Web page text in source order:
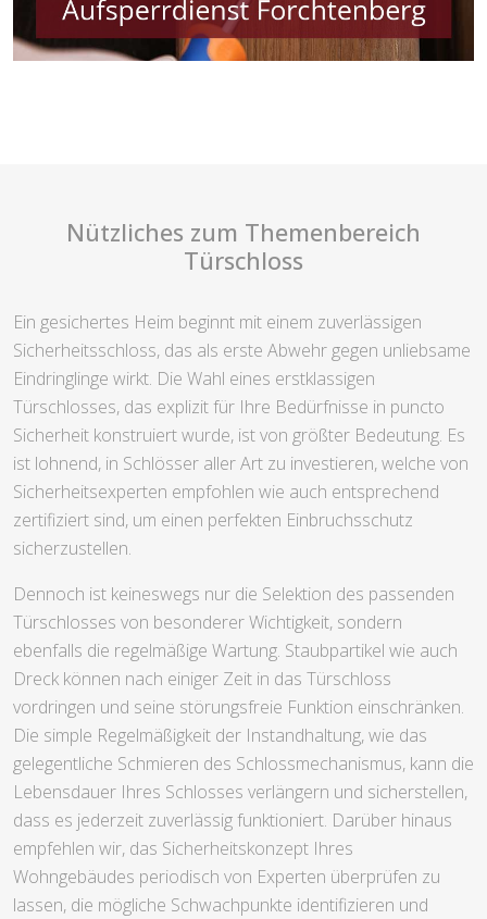
Nützliches zum Themenbereich
Türschloss
Ein gesichertes Heim beginnt mit einem zuverlässigen
Sicherheitsschloss, das als erste Abwehr gegen unliebsame
Eindringlinge wirkt. Die Wahl eines erstklassigen
Türschlosses, das explizit für Ihre Bedürfnisse in puncto
Sicherheit konstruiert wurde, ist von größter Bedeutung. Es
ist lohnend, in Schlösser aller Art zu investieren, welche von
Sicherheitsexperten empfohlen wie auch entsprechend
zertifiziert sind, um einen perfekten Einbruchsschutz
sicherzustellen.
Dennoch ist keineswegs nur die Selektion des passenden
Türschlosses von besonderer Wichtigkeit, sondern
ebenfalls die regelmäßige Wartung. Staubpartikel wie auch
Dreck können nach einiger Zeit in das Türschloss
vordringen und seine störungsfreie Funktion einschränken.
Die simple Regelmäßigkeit der Instandhaltung, wie das
gelegentliche Schmieren des Schlossmechanismus, kann die
Lebensdauer Ihres Schlosses verlängern und sicherstellen,
dass es jederzeit zuverlässig funktioniert. Darüber hinaus
empfehlen wir, das Sicherheitskonzept Ihres
Wohngebäudes periodisch von Experten überprüfen zu
lassen, die mögliche Schwachpunkte identifizieren und